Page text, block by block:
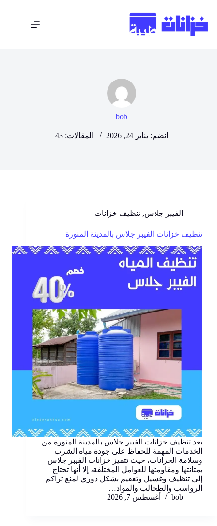
bob
انضم: يناير 24, 2026 المقالات: 43
الفيبر جلاس, تنظيف خزانات
تنظيف خزانات الفيبر جلاس بالمدينة المنورة
يعد تنظيف خزانات الفيبر جلاس بالمدينة المنورة من
الخدمات المهمة للحفاظ على جودة مياه الشرب
وسلامة الخزانات، حيث تتميز خزانات الفيبر جلاس
بمتانتها ومقاومتها للعوامل المختلفة، إلا أنها تحتاج
إلى تنظيف وغسيل وتعقيم بشكل دوري لمنع تراكم
الرواسب والطحالب والمواد…
bob
أغسطس 7, 2026